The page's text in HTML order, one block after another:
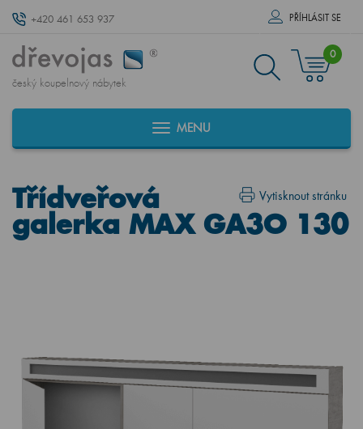
+420 461 653 937 PŘÍHLÁSIT SE
český koupelnový nábytek
0
MENU
Vytisknout stránku
Třídveřová
galerka MAX GA3O 130